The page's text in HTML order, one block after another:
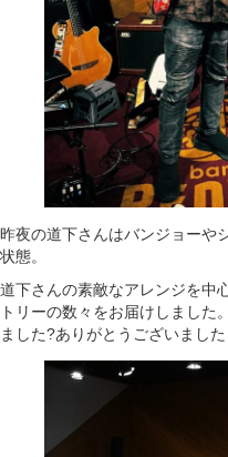
昨夜の道下さんはバンジョーや
状態。
道下さんの素敵なアレンジを中
トリーの数々をお届けしました
ました?ありがとうございました